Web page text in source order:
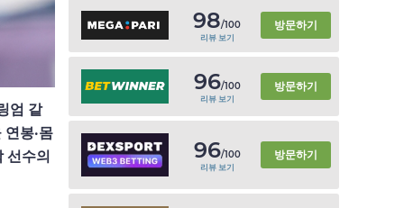
엄 같
봉·몸
선수의
98/100
리뷰 보기
방문하기
96/100
리뷰 보기
방문하기
96/100
리뷰 보기
방문하기